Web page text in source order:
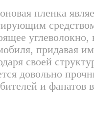
пленка
придавая
своей
довольно
и фанатов